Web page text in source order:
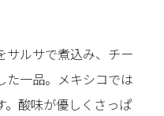
サルサで煮込み、チー
た一品。メキシコでは
。酸味が優しくさっぱ